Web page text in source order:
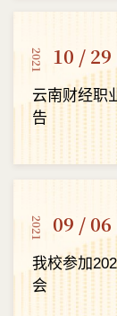
2021 10 / 29
云南财经职
告
2021 09 / 06
我校参加
会